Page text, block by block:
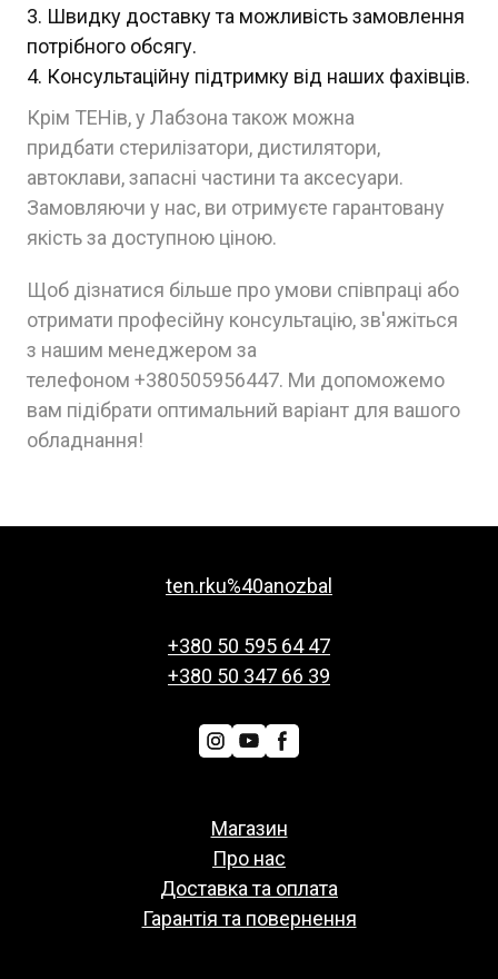
Швидку доставку та можливість замовлення
потрібного обсягу.
Консультаційну підтримку від наших фахівців.
Крім ТЕНів, у Лабзона також можна
придбати стерилізатори, дистилятори,
автоклави, запасні частини та аксесуари.
Замовляючи у нас, ви отримуєте гарантовану
якість за доступною ціною.
Щоб дізнатися більше про умови співпраці або
отримати професійну консультацію, зв'яжіться
з нашим менеджером за
телефоном +380505956447. Ми допоможемо
вам підібрати оптимальний варіант для вашого
обладнання!
ten.rku%40anozbal
+380 50 595 64 47
+380 50 347 66 39
Магазин
Про нас
Доставка та оплата
Гарантія та повернення